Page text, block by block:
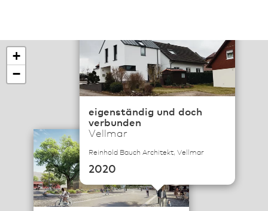
eigenständig und doch
verbunden
Vellmar
Reinhold Bauch Architekt, Vellmar
2020
+
−